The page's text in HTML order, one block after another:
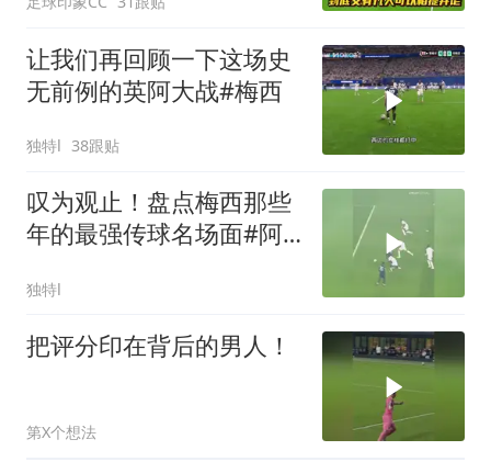
让我们再回顾一下这场史
无前例的英阿大战#梅西
独特l 38跟贴
叹为观止！盘点梅西那些
年的最强传球名场面#阿
独特l
把评分印在背后的男人！
第X个想法